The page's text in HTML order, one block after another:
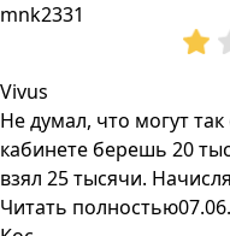
mnk2331
Vivus
Не думал, что могут
кабинете берешь 20
взял 25 тысячи.
Читать полностью